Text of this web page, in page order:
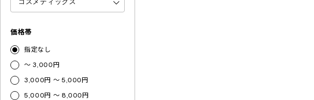
価格帯
指定なし
～ 3,000円
3,000円 ～ 5,000円
5,000円 ～ 8,000円